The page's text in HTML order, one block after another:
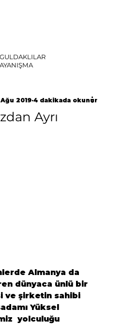
Ayrı
2019 4 dakikada okunur
Almanya da
dünyaca ünlü bir
ve şirketin sahibi
Yüksel
yolculuğu